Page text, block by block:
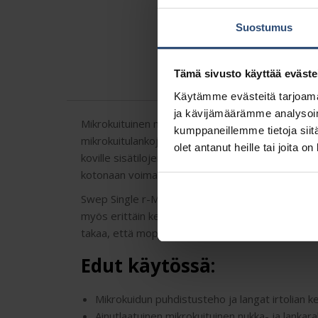
Suostumus
Tämä sivusto käyttää
Käytämme evästeitä
ja kävijämäärämme
kumppaneillemme tietoja
olet antanut heille tai joita
Mikrokuituinen nukka- ja lankarakenne on kevyt
mikrokuitulankojen kerätessä ja poistaessa
koville sisätilojen lattiapinnoille, aina
kotonaan voimakkaasti likaantuvilla pinnoilla,
Swep Single r-MicroTech Pro on symmetrinen,
myös erittäin kestävä, sillä moppi voidaan
takaa, että moppi täyttää tiukat ympäristö-,
Edut käytössä:
Mikrokuidun puhdistusteho ja langat irtolian